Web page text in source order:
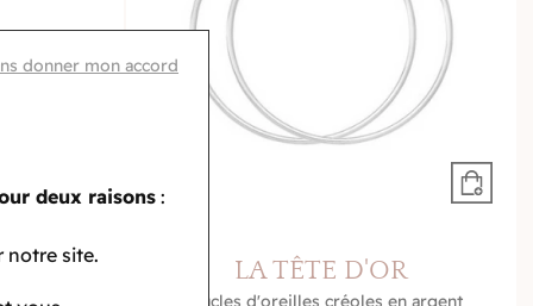
donner mon accord
deux raisons :
notre site.
perle de
LA TÊTE D'OR
Boucles d'oreilles créoles en argent